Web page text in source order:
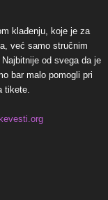
klađenju, koje je za
već samo stručnim
od svega da je
bar malo pomogli pri
tikete.